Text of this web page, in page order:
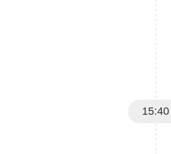
15:40